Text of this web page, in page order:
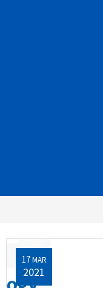
17 MAR
2021